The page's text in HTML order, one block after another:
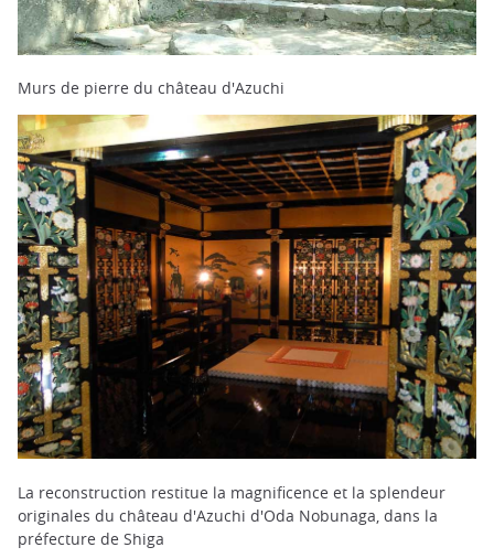
Murs de pierre du château d'Azuchi
La reconstruction restitue la magnificence et la splendeur
originales du château d'Azuchi d'Oda Nobunaga, dans la
préfecture de Shiga